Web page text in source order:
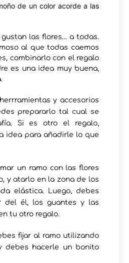
de un color acorde a las
las flores… a todas.
al que todas caemos
combinarlo con el regalo
es una idea muy buena,
y accesorios
prepararlo tal cual se
Si es otro el regalo,
idea para añadirle lo que
un ramo con las flores
y atarlo en la zona de los
elástica. Luego, debes
del él, los guantes y las
tu otro regalo.
fijar al ramo utilizando
debes hacerle un bonito